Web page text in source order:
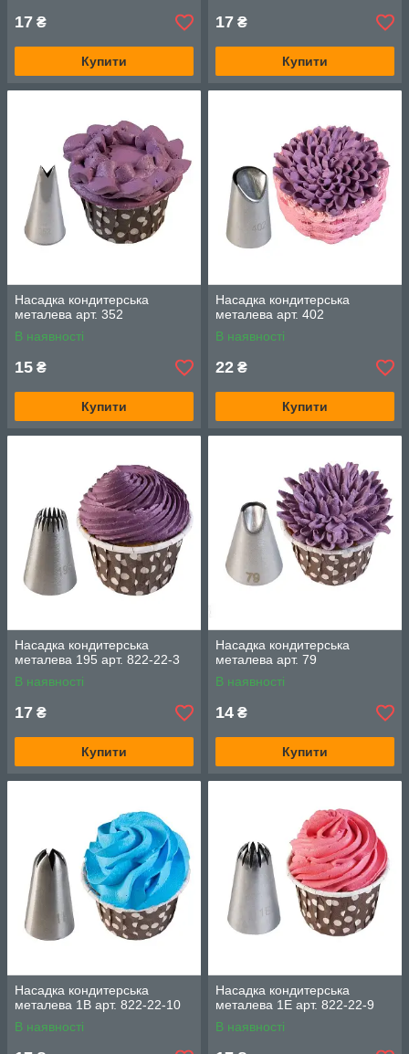
17 ₴
Купити
17 ₴
Купити
Насадка кондитерська
металева арт. 352
В наявності
15 ₴
Купити
Насадка кондитерська
металева арт. 402
В наявності
22 ₴
Купити
Насадка кондитерська
металева 195 арт. 822-22-3
В наявності
17 ₴
Купити
Насадка кондитерська
металева арт. 79
В наявності
14 ₴
Купити
Насадка кондитерська
металева 1В арт. 822-22-10
В наявності
Насадка кондитерська
металева 1E арт. 822-22-9
В наявності